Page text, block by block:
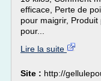
efficace, Perte de
pour maigrir,
pour...
Lire la suite
Site : http://